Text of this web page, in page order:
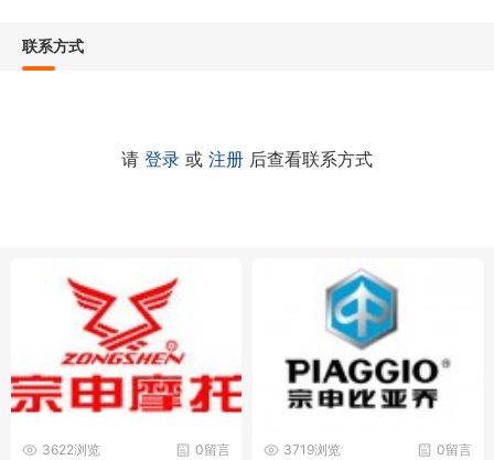
联系方式
请 登录 或 注册 后查看联系方式
0留言
3622浏览
0留言
3719浏览